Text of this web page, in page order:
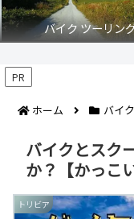
バイク ツーリン
PR
ホーム バイ
バイクとスク
か？【かっこ
トリビア